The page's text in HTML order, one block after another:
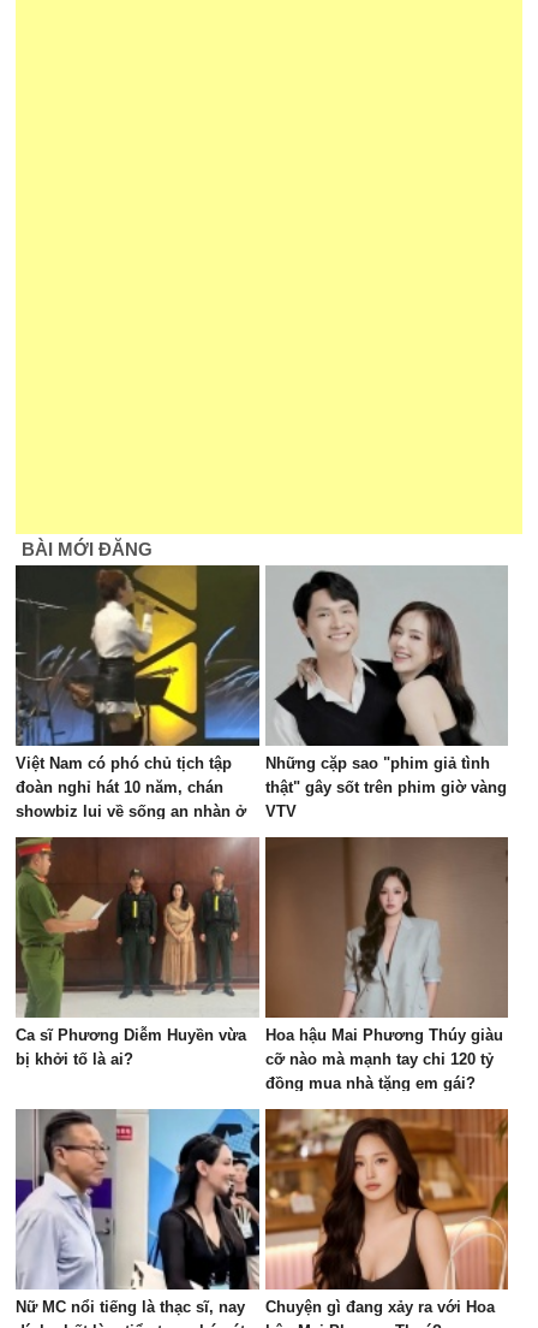
BÀI MỚI ĐĂNG
Việt Nam có phó chủ tịch tập
đoàn nghỉ hát 10 năm, chán
showbiz lui về sống an nhàn ở
biệt thự nghìn mét vuông
Những cặp sao "phim giả tình
thật" gây sốt trên phim giờ vàng
VTV
Ca sĩ Phương Diễm Huyền vừa
bị khởi tố là ai?
Hoa hậu Mai Phương Thúy giàu
cỡ nào mà mạnh tay chi 120 tỷ
đồng mua nhà tặng em gái?
Nữ MC nổi tiếng là thạc sĩ, nay
Chuyện gì đang xảy ra với Hoa